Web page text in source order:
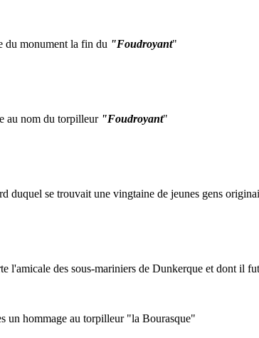
du monument la fin du "Foudroyant"
au nom du torpilleur "Foudroyant"
duquel se trouvait une vingtaine de jeunes gens
des sous-mariniers de Dunkerque et dont il
un hommage au torpilleur "la Bourasque"